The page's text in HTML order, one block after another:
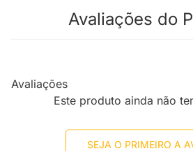
Avaliações do
Avaliações
Este produto ainda não
SEJA O PRIMEIRO A